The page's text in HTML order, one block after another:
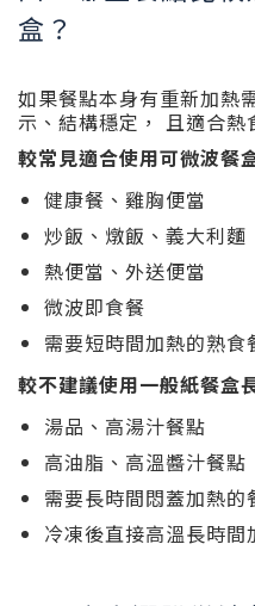
盒？
如果餐點本身有重新加熱
示、結構穩定， 且適合熱
較常見適合使用可微波餐
健康餐、雞胸便當
炒飯、燉飯、義大利麵
熱便當、外送便當
微波即食餐
需要短時間加熱的熟食
較不建議使用一般紙餐盒
湯品、高湯汁餐點
高油脂、高溫醬汁餐點
需要長時間悶蓋加熱的
冷凍後直接高溫長時間